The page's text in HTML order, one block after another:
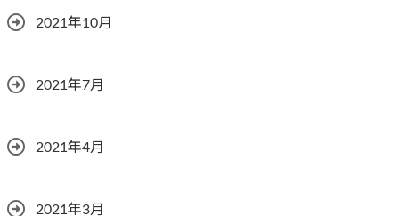
2021年10月
2021年7月
2021年4月
2021年3月